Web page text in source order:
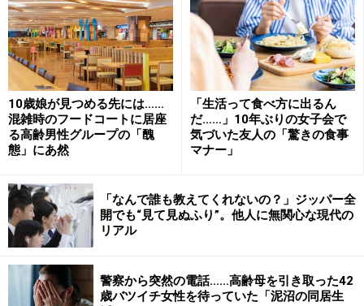
10歳娘が見つめる先には……
混雑時のフードコートに居座
る高齢男性グループの「醜
態」にあ然
「生活って食べ方に出るん
だ……」10年ぶりの女子会で
気づいた友人の「驚きの食事
マナー」
「なんで誰も教えてくれないの？」ジッパー全
開でも“見て見ぬふり”。他人に無関心な現代の
リアル
警察から突然の電話……高齢母を引き取った42
歳バツイチ女性を待っていた「泥沼の同居生